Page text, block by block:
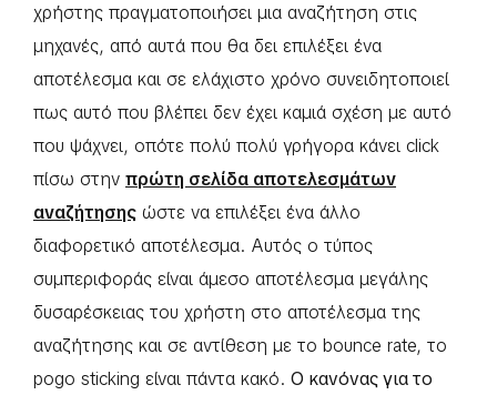
χρήστης πραγματοποιήσει μια αναζήτηση στις
μηχανές, από αυτά που θα δει επιλέξει ένα
αποτέλεσμα και σε ελάχιστο χρόνο συνειδητοποιεί
πως αυτό που βλέπει δεν έχει καμιά σχέση με αυτό
που ψάχνει, οπότε πολύ πολύ γρήγορα κάνει click
πίσω στην πρώτη σελίδα αποτελεσμάτων
αναζήτησης ώστε να επιλέξει ένα άλλο
διαφορετικό αποτέλεσμα. Αυτός ο τύπος
συμπεριφοράς είναι άμεσο αποτέλεσμα μεγάλης
δυσαρέσκειας του χρήστη στο αποτέλεσμα της
αναζήτησης και σε αντίθεση με το bounce rate, το
pogo sticking είναι πάντα κακό. Ο κανόνας για το